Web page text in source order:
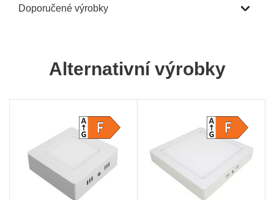
Doporučené výrobky
Alternativní výrobky